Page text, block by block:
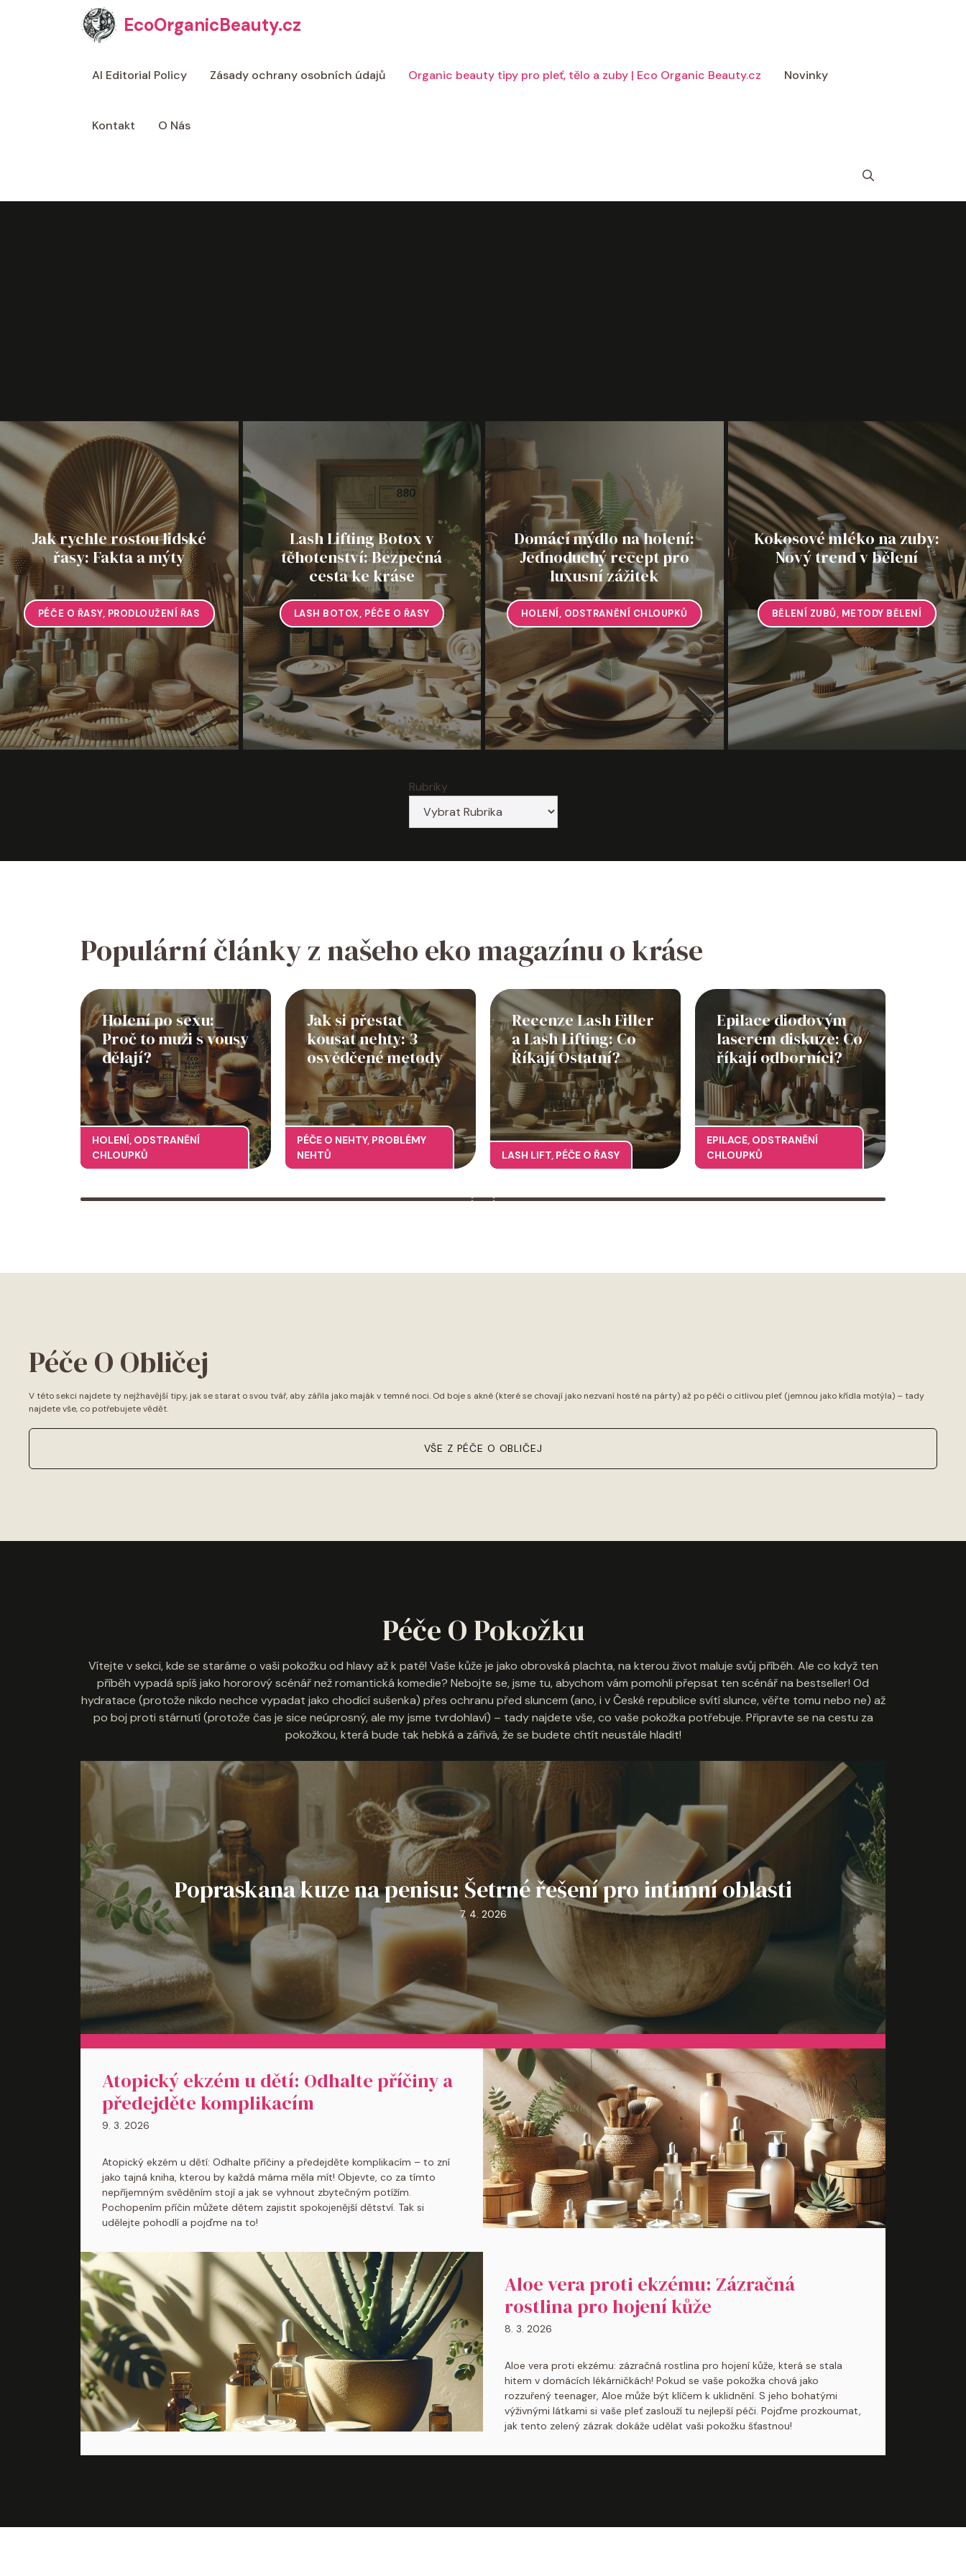
EcoOrganicBeauty.cz
AI Editorial Policy Zásady ochrany osobních údajů Organic beauty tipy pro pleť, tělo a zuby | Eco Organic Beauty.cz Novinky
Kontakt O Nás
Jak rychle rostou lidské
řasy: Fakta a mýty
PÉČE O ŘASY, PRODLOUŽENÍ ŘAS
Lash Lifting Botox v
těhotenství: Bezpečná
cesta ke kráse
LASH BOTOX, PÉČE O ŘASY
Domácí mýdlo na holení:
Jednoduchý recept pro
luxusní zážitek
HOLENÍ, ODSTRANĚNÍ CHLOUPKŮ
Kokosové mléko na zuby:
Nový trend v bělení
BĚLENÍ ZUBŮ, METODY BĚLENÍ
Rubriky
Populární články z našeho eko magazínu o kráse
Holení po sexu:
Proč to muži s vousy
dělají?
HOLENÍ ODSTRANĚNÍ
CHLOUPKŮ
Jak si přestat
kousat nehty: 3
osvědčené metody
PÉČE O NEHTY, PROBLÉMY
NEHTŮ
Recenze Lash Filler
a Lash Lifting: Co
Říkají Ostatní?
LASH LIFT PÉČE O ŘASY
Epilace diodovým
laserem diskuze: Co
říkají odborníci?
EPILACE ODSTRANĚNÍ
CHLOUPKŮ
Péče O Obličej
V této sekci najdete ty nejžhavější tipy, jak se starat o svou tvář, aby zářila jako maják v temné noci. Od boje s akné (které se chovají jako nezvaní hosté na párty) až po péči o citlivou pleť (jemnou jako křídla motýla) – tady
najdete vše, co potřebujete vědět.
VŠE Z PÉČE O OBLIČEJ
Péče O Pokožku
Vítejte v sekci, kde se staráme o vaši pokožku od hlavy až k patě! Vaše kůže je jako obrovská plachta, na kterou život maluje svůj příběh. Ale co když ten
příběh vypadá spíš jako hororový scénář než romantická komedie? Nebojte se, jsme tu, abychom vám pomohli přepsat ten scénář na bestseller! Od
hydratace (protože nikdo nechce vypadat jako chodící sušenka) přes ochranu před sluncem (ano, i v České republice svítí slunce, věřte tomu nebo ne) až
po boj proti stárnutí (protože čas je sice neúprosný, ale my jsme tvrdohlaví) – tady najdete vše, co vaše pokožka potřebuje. Připravte se na cestu za
pokožkou, která bude tak hebká a zářivá, že se budete chtít neustále hladit!
Popraskana kuze na penisu: Šetrné řešení pro intimní oblasti
7. 4. 2026
Atopický ekzém u dětí: Odhalte příčiny a
předejděte komplikacím
9. 3. 2026
Atopický ekzém u dětí: Odhalte příčiny a předejděte komplikacím – to zní
jako tajná kniha, kterou by každá máma měla mít! Objevte, co za tímto
nepříjemným svěděním stojí a jak se vyhnout zbytečným potížím.
Pochopením příčin můžete dětem zajistit spokojenější dětství. Tak si
udělejte pohodlí a pojďme na to!
Aloe vera proti ekzému: Zázračná
rostlina pro hojení kůže
8. 3. 2026
Aloe vera proti ekzému: zázračná rostlina pro hojení kůže, která se stala
hitem v domácích lékárničkách! Pokud se vaše pokožka chová jako
rozzuřený teenager, Aloe může být klíčem k uklidnění. S jeho bohatými
výživnými látkami si vaše pleť zaslouží tu nejlepší péči. Pojďme prozkoumat,
jak tento zelený zázrak dokáže udělat vaši pokožku šťastnou!